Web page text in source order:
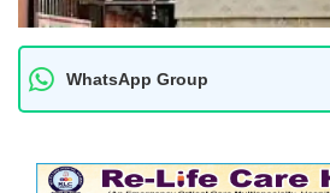
WhatsApp Group